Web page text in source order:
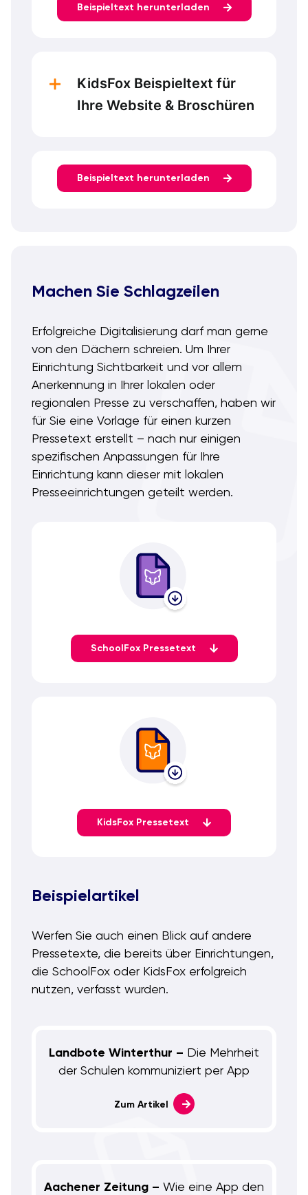
Beispieltext herunterladen
KidsFox Beispieltext für
Ihre Website & Broschüren
Beispieltext herunterladen
Machen Sie Schlagzeilen
Erfolgreiche Digitalisierung darf man gerne
von den Dächern schreien. Um Ihrer
Einrichtung Sichtbarkeit und vor allem
Anerkennung in Ihrer lokalen oder
regionalen Presse zu verschaffen, haben wir
für Sie eine Vorlage für einen kurzen
Pressetext erstellt – nach nur einigen
spezifischen Anpassungen für Ihre
Einrichtung kann dieser mit lokalen
Presseeinrichtungen geteilt werden.
SchoolFox Pressetext
KidsFox Pressetext
Beispielartikel
Werfen Sie auch einen Blick auf andere
Pressetexte, die bereits über Einrichtungen,
die SchoolFox oder KidsFox erfolgreich
nutzen, verfasst wurden.
Landbote Winterthur – Die Mehrheit
der Schulen kommuniziert per App
Zum Artikel
Aachener Zeitung – Wie eine App den